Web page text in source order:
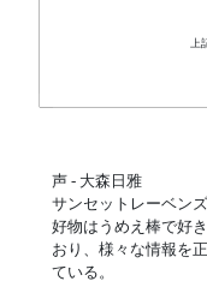
上
声 - 大森日雅
サンセットレーベン
好物はうめえ棒で好
おり、様々な情報を
ている。